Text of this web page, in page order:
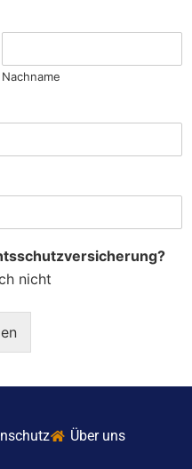
Nachname
nicht
Über uns